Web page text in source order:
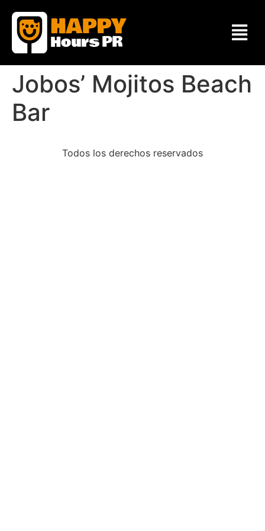
Jobos’ Mojitos Beach
Bar
Todos los derechos reservados